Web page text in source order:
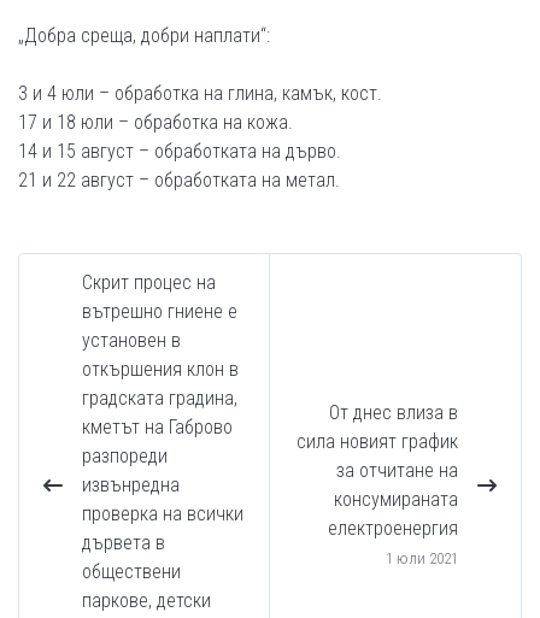
„Добра среща, добри наплати“:
3 и 4 юли – обработка на глина, камък, кост.
17 и 18 юли – обработка на кожа.
14 и 15 август – обработката на дърво.
21 и 22 август – обработката на метал.
Скрит процес на
вътрешно гниене е
установен в
откършения клон в
градската градина,
кметът на Габрово
разпореди
извънредна
проверка на всички
дървета в
обществени
паркове, детски
От днес влиза в
сила новият график
за отчитане на
консумираната
електроенергия
1 юли 2021